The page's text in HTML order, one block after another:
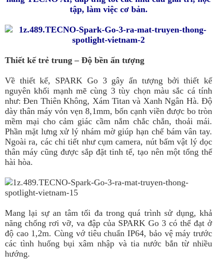
tập, làm việc cơ bản.
Thiết kế trẻ trung – Độ bền ấn tượng
Về thiết kế, SPARK Go 3 gây ấn tượng bởi thiết kế
nguyên khối mạnh mẽ cùng 3 tùy chọn màu sắc cá tính
như: Đen Thiên Không, Xám Titan và Xanh Ngân Hà. Độ
dày thân máy vỏn vẹn 8,1mm, bốn cạnh viền được bo tròn
mềm mại cho cảm giác cầm nắm chắc chắn, thoải mái.
Phần mặt lưng xử lý nhám mờ giúp hạn chế bám vân tay.
Ngoài ra, các chi tiết như cụm camera, nút bấm vật lý dọc
thân máy cũng được sắp đặt tinh tế, tạo nên một tổng thể
hài hòa.
Mang lại sự an tâm tối đa trong quá trình sử dụng, khả
năng chống rơi vỡ, va đập của SPARK Go 3 có thể đạt ở
độ cao 1,2m. Cùng vớ tiêu chuẩn IP64, bảo vệ máy trước
các tình huống bụi xâm nhập và tia nước bắn từ nhiều
hướng.